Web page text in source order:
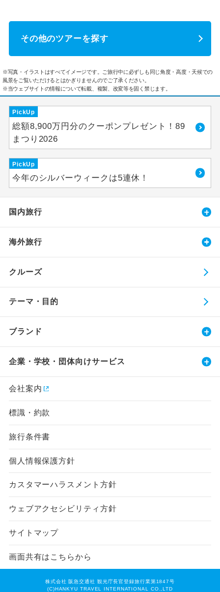
その他のツアーを探す
※写真・イラストはすべてイメージです。ご旅行中に必ずしも同じ角度・高度・天候での
風景をご覧いただけるとはかぎりませんのでご了承ください。
※当ウェブサイトの情報について転載、複製、改変等を固く禁じます。
PickUp
総額8,900万円分のクーポンプレゼント！89
まつり2026
PickUp
今年のシルバーウィークは5連休！
国内旅行
海外旅行
クルーズ
テーマ・目的
ブランド
企業・学校・団体向けサービス
会社案内
標識・約款
旅行条件書
個人情報保護方針
カスタマーハラスメント方針
ウェブアクセシビリティ方針
サイトマップ
画面共有はこちらから
株式会社 阪急交通社 観光庁長官登録旅行業第1847号
(C)HANKYU TRAVEL INTERNATIONAL CO.,LTD